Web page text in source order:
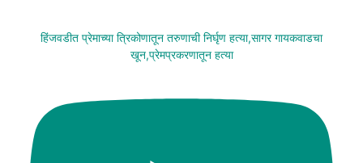
हिंजवडीत प्रेमाच्या त्रिकोणातून तरुणाची निर्घृण हत्या,सागर गायकवाडचा
खून,प्रेमप्रकरणातून हत्या